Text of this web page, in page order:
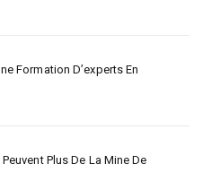
Formation D’experts En
Plus De La Mine De